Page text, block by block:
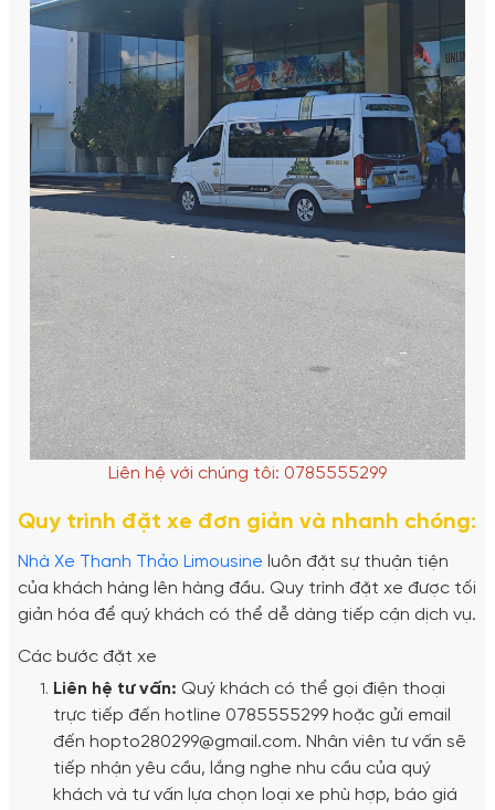
Liên hệ với chúng tôi: 0785555299
Quy trình đặt xe đơn giản và nhanh chóng:
Nhà Xe Thanh Thảo Limousine luôn đặt sự thuận tiện
của khách hàng lên hàng đầu. Quy trình đặt xe được tối
giản hóa để quý khách có thể dễ dàng tiếp cận dịch vụ.
Các bước đặt xe
Liên hệ tư vấn: Quý khách có thể gọi điện thoại
trực tiếp đến hotline 0785555299 hoặc gửi email
đến hopto280299@gmail.com. Nhân viên tư vấn sẽ
tiếp nhận yêu cầu, lắng nghe nhu cầu của quý
khách và tư vấn lựa chọn loại xe phù hợp, báo giá